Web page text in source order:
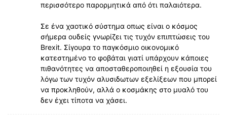
περισσότερο παρορμητικά από ότι παλαιότερα.
Σε ένα χαοτικό σύστημα οπως είναι ο κόσμος
σήμερα ουδείς γνωρίζει τις τυχόν επιπτώσεις του
Brexit. Σίγουρα το παγκόσμιο οικονομικό
κατεστημένο το φοβάται γιατί υπάρχουν κάποιες
πιθανότητες να αποσταθεροποιηθεί η εξουσία του
λόγω των τυχόν αλυσιδωτων εξελίξεων που μπορεί
να προκληθούν, αλλά ο κοσμάκης στο μυαλό του
δεν έχει τίποτα να χάσει.